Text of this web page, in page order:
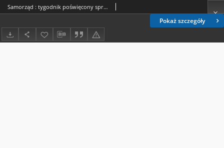
Pokaż szczegóły
Samorząd : tygodnik poświęcony sprawom samorządu terytorialnego. R. 9, nr 22 (29 maja 1927)